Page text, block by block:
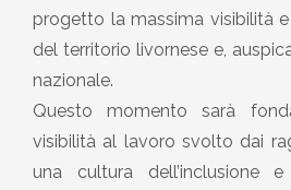
progetto la massima visibilità
del territorio livornese e,
nazionale.
Questo momento sarà
visibilità al lavoro svolto dai
una cultura dell’inclusione